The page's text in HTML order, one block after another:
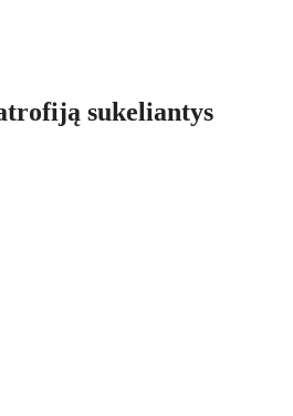
sukeliantys